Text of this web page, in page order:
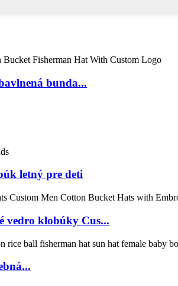
bunda...
letný pre deti
vedro klobúky Cus...